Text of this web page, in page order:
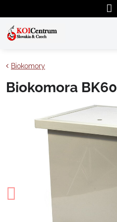
Biokomory
Biokomora BK60